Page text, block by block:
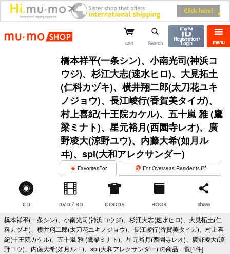
mu-mo shop menu
cart Search
Registration /
Login
橋本祥平(一条シン)、小南光司(神浜コ
ウジ)、杉江大志(速水ヒロ)、大見拓土
(仁科カヅキ)、横井翔二郎(太刀花ユキ
ノジョウ)、長江崚行(香賀美タイガ)、
村上喜紀(十王院カケル)、五十嵐 雅 (鷹
梁ミナト)、星元裕月(西園寺レオ)、廣
野凌大(涼野ユウ)、内藤大希(如月ル
ヰ)、spi(大和アレクサンダー)
FavoritesFor For Overseas Residents
CD DVD / BD GOODS BOOK share
橋本祥平(一条シン)、小南光司(神浜コウジ)、杉江大志(速水ヒロ)、大見拓土(仁
科カヅキ)、横井翔二郎(太刀花ユキノジョウ)、長江崚行(香賀美タイガ)、村上喜
紀(十王院カケル)、五十嵐 雅 (鷹梁ミナト)、星元裕月(西園寺レオ)、廣野凌大(涼
野ユウ)、内藤大希(如月ルヰ)、spi(大和アレクサンダー) の商品一覧[1件]